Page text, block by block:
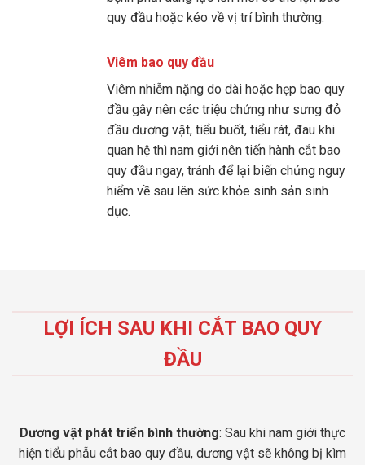
quy đầu hoặc kéo về vị trí bình thường.
Viêm bao quy đầu
Viêm nhiễm nặng do dài hoặc hẹp bao quy
đầu gây nên các triệu chứng như sưng đỏ
đầu dương vật, tiểu buốt, tiểu rát, đau khi
quan hệ thì nam giới nên tiến hành cắt bao
quy đầu ngay, tránh để lại biến chứng nguy
hiểm về sau lên sức khỏe sinh sản sinh
dục.
LỢI ÍCH SAU KHI CẮT BAO QUY
ĐẦU
Dương vật phát triển bình thường: Sau khi nam giới thực
hiện tiểu phẫu cắt bao quy đầu, dương vật sẽ không bị kìm